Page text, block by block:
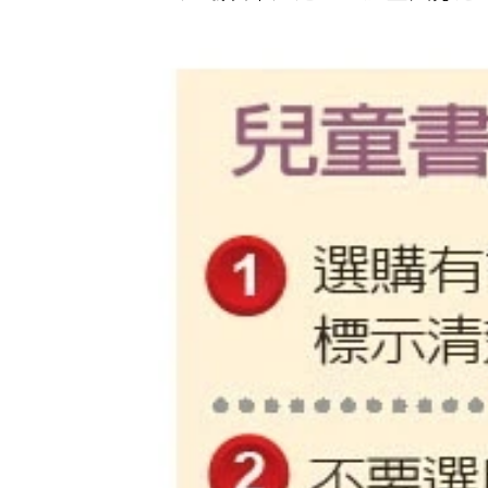
量建議以不超過學生體重八分